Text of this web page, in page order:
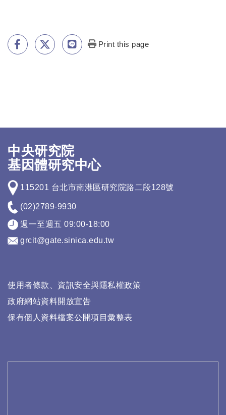
Print this page
中央研究院
基因體研究中心
115201 台北市南港區研究院路二段128號
(02)2789-9930
週一至週五 09:00-18:00
grcit@gate.sinica.edu.tw
使用者條款、資訊安全與隱私權政策
政府網站資料開放宣告
保有個人資料檔案公開項目彙整表